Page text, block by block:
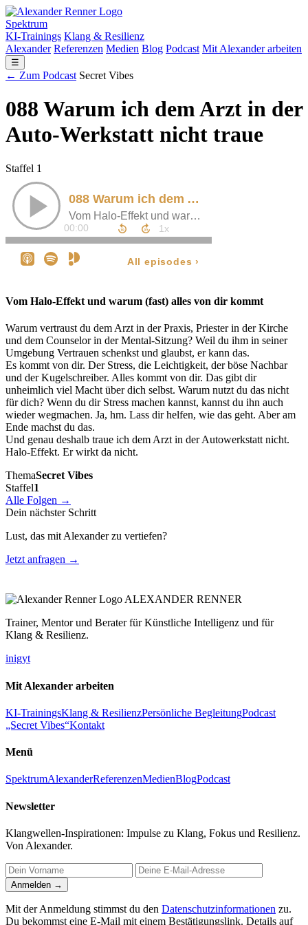
Spektrum
KI-Trainings Klang & Resilienz
Alexander Referenzen Medien Blog Podcast Mit Alexander arbeiten
☰
← Zum Podcast Secret Vibes
088 Warum ich dem Arzt in der
Auto-Werkstatt nicht traue
Staffel 1
Vom Halo-Effekt und warum (fast) alles von dir kommt
Warum vertraust du dem Arzt in der Praxis, Priester in der Kirche
und dem Counselor in der Mental-Sitzung? Weil du ihm in seiner
Umgebung Vertrauen schenkst und glaubst, er kann das.
Es kommt von dir. Der Stress, die Leichtigkeit, der böse Nachbar
und der Kugelschreiber. Alles kommt von dir. Das gibt dir
unheimlich viel Macht über dich selbst. Warum nutzt du das nicht
für dich? Wenn du dir Stress machen kannst, kannst du ihn auch
wieder wegmachen. Ja, hm. Lass dir helfen, wie das geht. Aber am
Ende machst du das.
Und genau deshalb traue ich dem Arzt in der Autowerkstatt nicht.
Halo-Effekt. Er wirkt da nicht.
ThemaSecret Vibes
Staffel1
Alle Folgen →
Dein nächster Schritt
Lust, das mit Alexander zu vertiefen?
Jetzt anfragen →
ALEXANDER RENNER
Trainer, Mentor und Berater für Künstliche Intelligenz und für
Klang & Resilienz.
inigyt
Mit Alexander arbeiten
KI-TrainingsKlang & ResilienzPersönliche BegleitungPodcast
„Secret Vibes“Kontakt
Menü
SpektrumAlexanderReferenzenMedienBlogPodcast
Newsletter
Klangwellen-Inspirationen: Impulse zu Klang, Fokus und Resilienz.
Von Alexander.
Anmelden →
Mit der Anmeldung stimmst du den Datenschutzinformationen zu.
Du bekommst eine E-Mail mit einem Bestätigungslink. Details auf